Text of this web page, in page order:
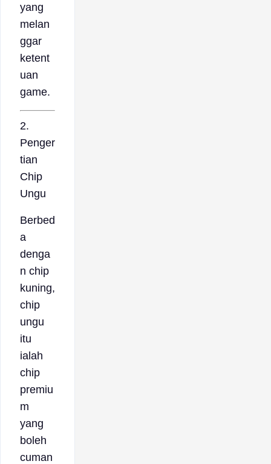
yang
melan
ggar
ketent
uan
game.
2.
Penger
tian
Chip
Ungu
Berbed
a
denga
n chip
kuning,
chip
ungu
itu
ialah
chip
premiu
m
yang
boleh
cuman